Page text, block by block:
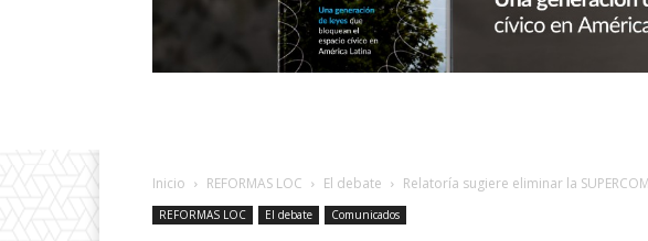
Inicio REFORMAS LOC El debate Relatoría sugiere eliminar la
REFORMAS LOC El debate Comunicados